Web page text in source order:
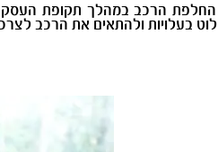
החלפת הרכב במהלך תקופת
בעלויות ולהתאים את הרכב